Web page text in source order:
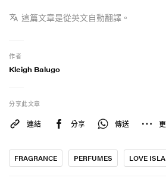
這篇文章是從英文自動翻譯。
作者
Kleigh Balugo
分享此文章
連結 分享 傳送
FRAGRANCE PERFUMES LOVE